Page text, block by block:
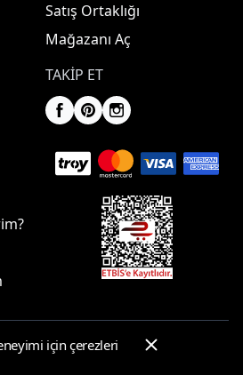
Satış Ortaklığı
Mağazanı Aç
TAKIP ET
-
için çerezleri